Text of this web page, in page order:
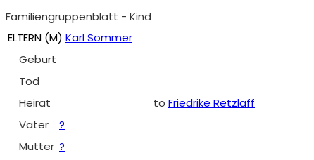
Familiengruppenblatt - Kind
ELTERN (M) Karl Sommer
Geburt
Tod
Heirat
to Friedrike Retzlaff
Vater
?
Mutter ?